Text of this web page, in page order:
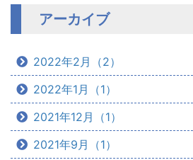
アーカイブ
2022年2月（2）
2022年1月（1）
2021年12月（1）
2021年9月（1）